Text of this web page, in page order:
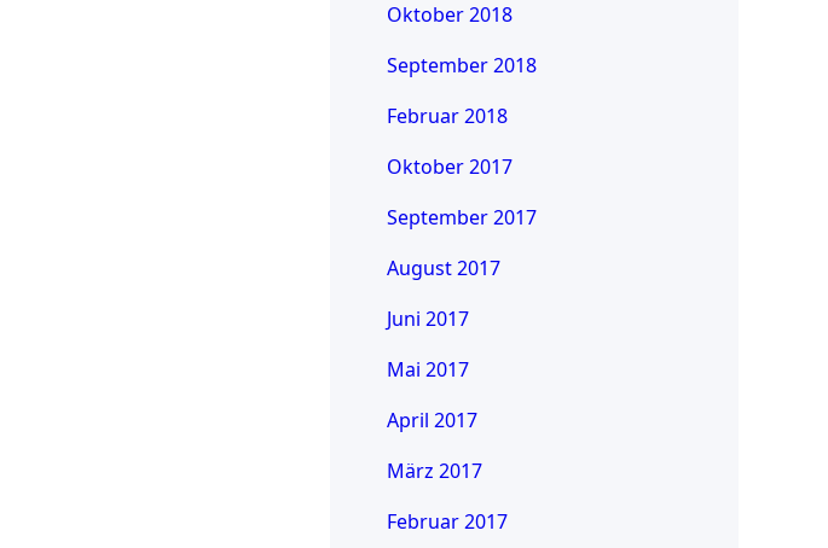
Oktober 2018
September 2018
Februar 2018
Oktober 2017
September 2017
August 2017
Juni 2017
Mai 2017
April 2017
März 2017
Februar 2017